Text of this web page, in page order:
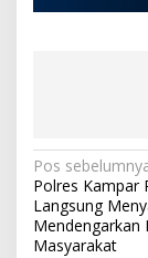
N
a
v
Pos
Polres Kampar
Langsung
Mendengarkan
Masyarakat